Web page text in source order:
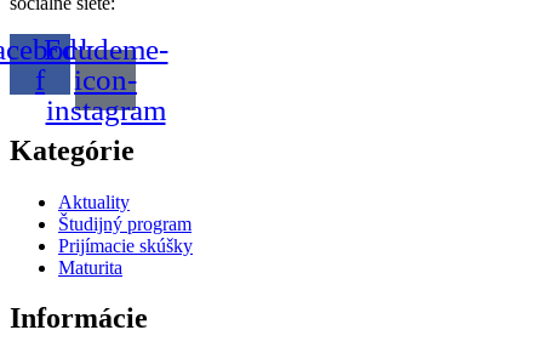
f
Edudeme-
icon-
instagram
Kategórie
Aktuality
Študijný program
Prijímacie skúšky
Maturita
Informácie